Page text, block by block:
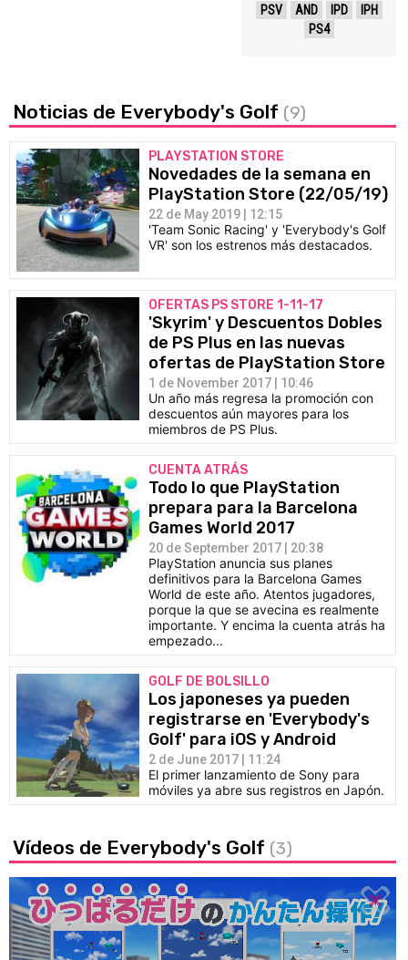
PSV AND IPD
IPH
PS4
Noticias de Everybody's Golf (9)
PLAYSTATION STORE
Novedades de la semana en
PlayStation Store (22/05/19)
22 de May 2019 | 12:15
'Team Sonic Racing' y 'Everybody's Golf
VR' son los estrenos más destacados.
OFERTAS PS STORE 1-11-17
'Skyrim' y Descuentos Dobles
de PS Plus en las nuevas
ofertas de PlayStation Store
1 de November 2017 | 10:46
Un año más regresa la promoción con
descuentos aún mayores para los
miembros de PS Plus.
CUENTA ATRÁS
Todo lo que PlayStation
prepara para la Barcelona
Games World 2017
20 de September 2017 | 20:38
PlayStation anuncia sus planes
definitivos para la Barcelona Games
World de este año. Atentos jugadores,
porque la que se avecina es realmente
importante. Y encima la cuenta atrás ha
empezado...
GOLF DE BOLSILLO
Los japoneses ya pueden
registrarse en 'Everybody's
Golf' para iOS y Android
2 de June 2017 | 11:24
El primer lanzamiento de Sony para
móviles ya abre sus registros en Japón.
Vídeos de Everybody's Golf (3)